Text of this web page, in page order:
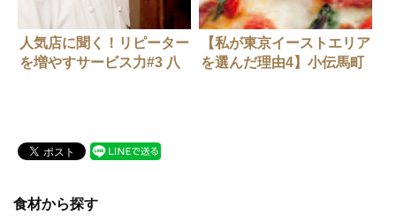
人気店に聞く！リピーター
を増やすサービス力#3 八
【私が東京イーストエリア
を選んだ理由4】小伝馬町
食材から探す